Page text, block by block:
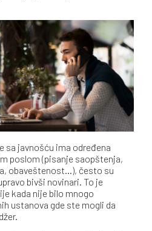
sa javnošću ima određena
poslom (pisanje saopštenja,
obaveštenost…), često su
bivši novinari. To je
kada nije bilo mnogo
ustanova gde ste mogli da